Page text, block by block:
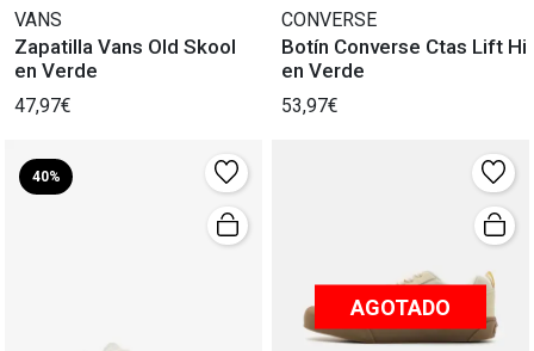
VANS
Zapatilla Vans Old Skool
en Verde
47,97€
CONVERSE
Botín Converse Ctas Lift Hi
en Verde
53,97€
40%
AGOTADO